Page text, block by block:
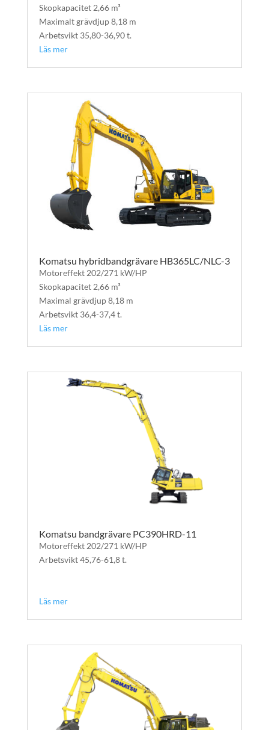
Skopkapacitet 2,66 m³
Maximalt grävdjup 8,18 m
Arbetsvikt 35,80-36,90 t.
Läs mer
Komatsu hybridbandgrävare HB365LC/NLC-3
Motoreffekt 202/271 kW/HP
Skopkapacitet 2,66 m³
Maximal grävdjup 8,18 m
Arbetsvikt 36,4-37,4 t.
Läs mer
Komatsu bandgrävare PC390HRD-11
Motoreffekt 202/271 kW/HP
Arbetsvikt 45,76-61,8 t.
Läs mer